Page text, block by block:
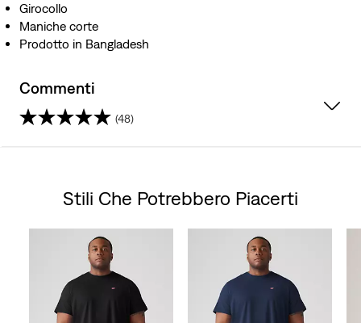
Girocollo
Maniche corte
Prodotto in Bangladesh
Commenti
(48)
stelle.
recensioni
Stili Che Potrebbero Piacerti